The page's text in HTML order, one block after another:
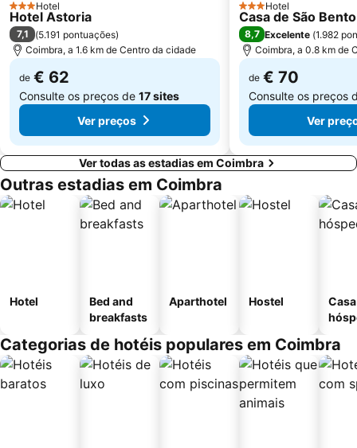
Praia Fluvial do Poço de Corga
Praia da Tamargueira
Casino Oceano
Murtinheira Beach
Estação de Caminhos de Ferro de Coimbra B
Ecomuseu da Serra da Lousã
3 Estrelas
Hotel
Hotel Astoria
7,1 (5.191 pontuações)
Coimbra, a 1.6 km de Centro da cidade
de € 62
Consulte os preços de 17 sites
Ver preços
3 Estrelas
Hotel
Casa de São
8,7 Excelente (1.982
Coimbra, a 0.8 km de
de € 70
Consulte os preços
Ver
Ver todas as estadias em Coimbra
Outras estadias em Coimbra
Hotel
Bed and
breakfasts
Aparthotel Hostel
Categorias de hotéis populares em Coimbra